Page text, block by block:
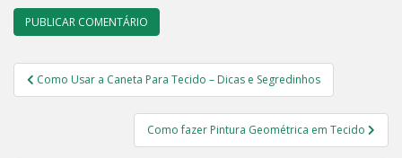
Navegação
de
Como Usar a Caneta Para Tecido – Dicas e Segredinhos
Como fazer Pintura Geométrica em Tecido